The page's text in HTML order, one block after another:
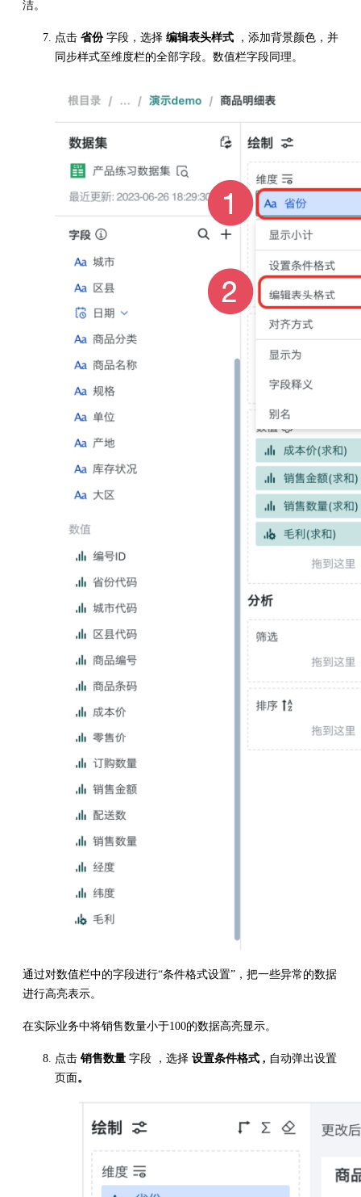
洁。
点击 省份字段，选择 编辑表头样式
，添加背景颜色，并
同步样式至维度栏的全部字段。数值栏字段同理。
通过对数值栏中的字段进行“条件格式设置”，把一些异常的数据
进行高亮表示。
在实际业务中将销售数量小于100的数据高亮显示。
点击 销售数量 字段 ，选择 设置条件格式 , 自动弹出设置
页面。